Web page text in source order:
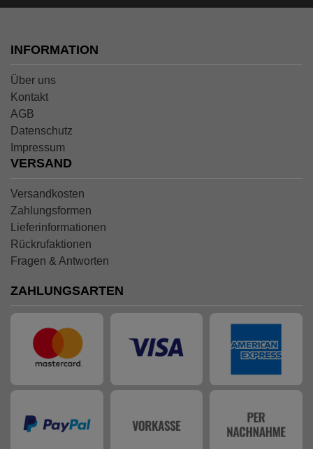
INFORMATION
Über uns
Kontakt
AGB
Datenschutz
Impressum
VERSAND
Versandkosten
Zahlungsformen
Lieferinformationen
Rückrufaktionen
Fragen & Antworten
ZAHLUNGSARTEN